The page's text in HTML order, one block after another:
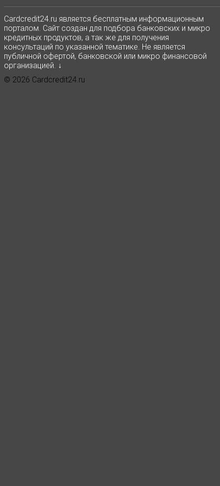
Сardcredit24.ru является бесплатным информационным
порталом. Сайт создан для подбора банковских и микро
кредитных продуктов, а так же для получения
консультаций по указанной тематике. Не является
публичной офертой, банковской или микро финансовой
организацией. ↓
© 2026 Cardcredit24.ru